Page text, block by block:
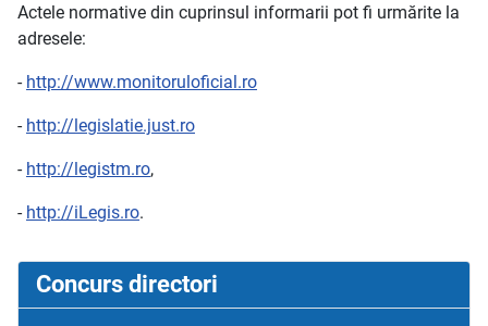
Actele normative din cuprinsul informarii pot fi urmărite la
adresele:
- http://www.monitoruloficial.ro
- http://legislatie.just.ro
- http://legistm.ro,
- http://iLegis.ro.
Concurs directori